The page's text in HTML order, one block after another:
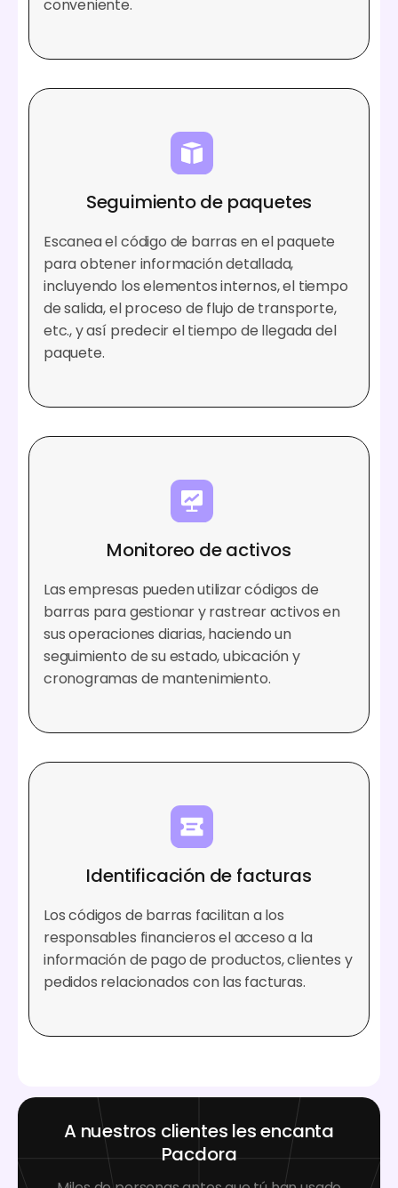
conveniente.
Seguimiento de paquetes
Escanea el código de barras en el paquete
para obtener información detallada,
incluyendo los elementos internos, el tiempo
de salida, el proceso de flujo de transporte,
etc., y así predecir el tiempo de llegada del
paquete.
Monitoreo de activos
Las empresas pueden utilizar códigos de
barras para gestionar y rastrear activos en
sus operaciones diarias, haciendo un
seguimiento de su estado, ubicación y
cronogramas de mantenimiento.
Identificación de facturas
Los códigos de barras facilitan a los
responsables financieros el acceso a la
información de pago de productos, clientes y
pedidos relacionados con las facturas.
A nuestros clientes les encanta
Pacdora